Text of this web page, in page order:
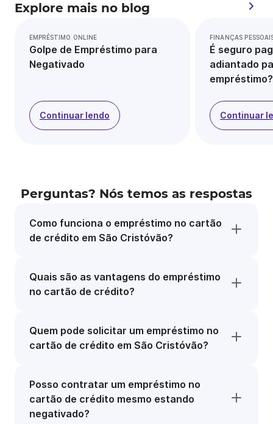
Explore mais no blog
EMPRÉSTIMO ONLINE
Golpe de Empréstimo para
Negativado
Continuar lendo
FINANÇAS
É seguro
adiantado
empréstimo?
Continuar
Perguntas? Nós temos as respostas
Como funciona o empréstimo no cartão
de crédito em São Cristóvão?
Quais são as vantagens do empréstimo
no cartão de crédito?
Quem pode solicitar um empréstimo no
cartão de crédito em São Cristóvão?
Posso contratar um empréstimo no
cartão de crédito mesmo estando
negativado?